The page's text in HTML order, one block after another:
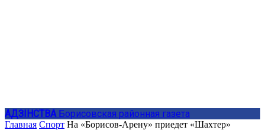
АДЗIНСТВА Борисовская районная газета
Главная Спорт На «Борисов-Арену» приедет «Шахтер»